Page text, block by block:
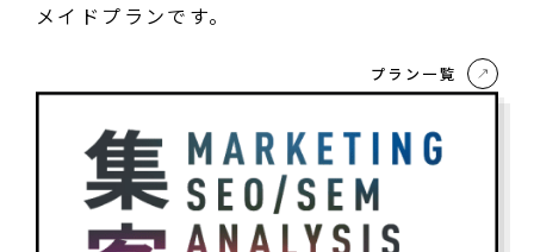
メイドプランです。
プラン一覧